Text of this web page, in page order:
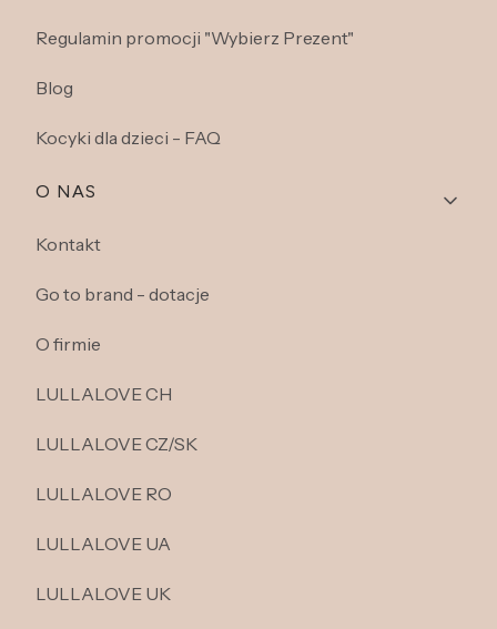
Regulamin promocji "Wybierz Prezent"
Blog
Kocyki dla dzieci - FAQ
O NAS
Kontakt
Go to brand - dotacje
O firmie
LULLALOVE CH
LULLALOVE CZ/SK
LULLALOVE RO
LULLALOVE UA
LULLALOVE UK